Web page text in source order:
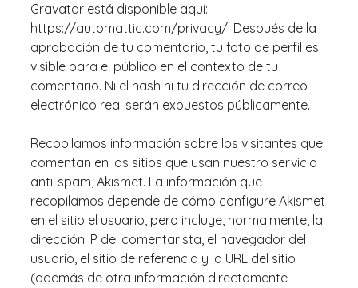
Gravatar está disponible aquí:
https://automattic.com/privacy/. Después de la
aprobación de tu comentario, tu foto de perfil es
visible para el público en el contexto de tu
comentario. Ni el hash ni tu dirección de correo
electrónico real serán expuestos públicamente.
Recopilamos información sobre los visitantes que
comentan en los sitios que usan nuestro servicio
anti-spam, Akismet. La información que
recopilamos depende de cómo configure Akismet
en el sitio el usuario, pero incluye, normalmente, la
dirección IP del comentarista, el navegador del
usuario, el sitio de referencia y la URL del sitio
(además de otra información directamente